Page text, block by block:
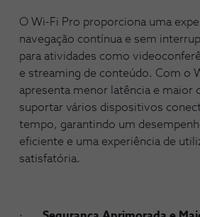
O Wi-Fi Pro proporciona uma
navegação contínua e sem
para atividades como
e streaming de conteúdo. Com o
apresenta menor latência e maior
suportar vários dispositivos
tempo, garantindo um
eficiente e uma experiência de
satisfatória.